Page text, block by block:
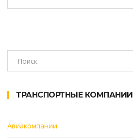
ТРАНСПОРТНЫЕ КОМПАНИИ
Авиакомпании